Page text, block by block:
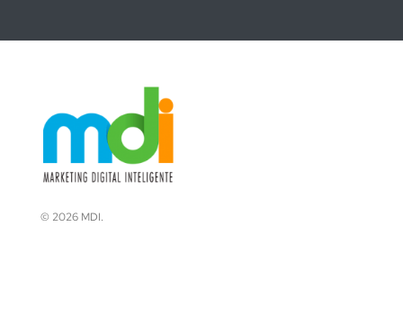
© 2026 MDI.